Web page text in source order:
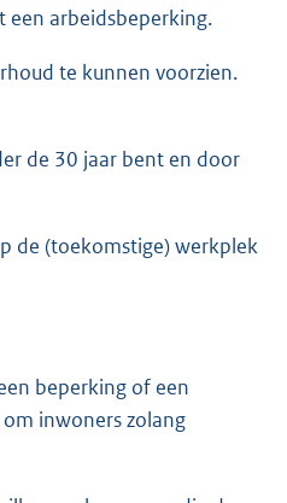
een arbeidsbeperking.
te kunnen voorzien.
de 30 jaar bent en door
de (toekomstige) werkplek
beperking of een
inwoners zolang